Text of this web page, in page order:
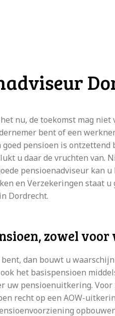
nu, de toekomst mag niet
bent of een
pensioen is ontzettend
u daar de vruchten van.
pensioenadviseur kan
en Verzekeringen staat
Dordrecht.
zowel
dan bouwt u
het basispensioen
uw pensioenuitkering.
recht op een AOW-